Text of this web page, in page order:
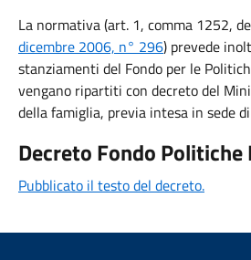
La normativa (art. 1, comma 1252,
dicembre 2006, n° 296) prevede
stanziamenti del Fondo per le
vengano ripartiti con decreto del
della famiglia, previa intesa in sede
Decreto Fondo
Pubblicato il testo del decreto.